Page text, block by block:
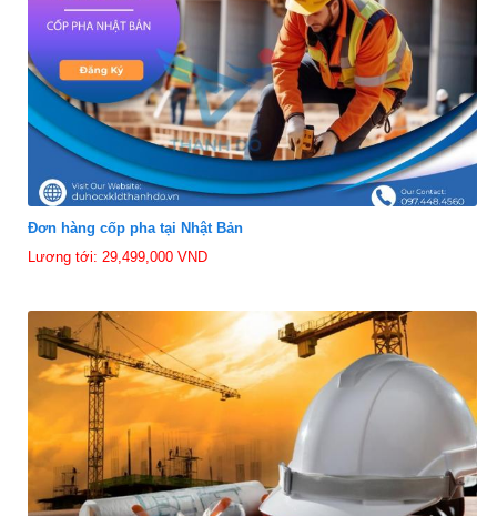
Đơn hàng cốp pha tại Nhật Bản
Lương tới: 29,499,000 VND